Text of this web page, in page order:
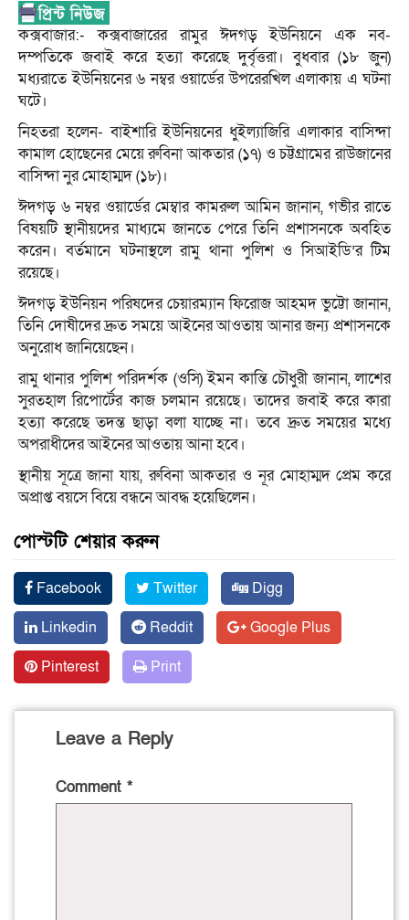
কক্সবাজার:- কক্সবাজারের রামুর ঈদগড় ইউনিয়নে এক নব-
দম্পতিকে জবাই করে হত্যা করেছে দুর্বৃত্তরা। বুধবার (১৮ জুন)
মধ্যরাতে ইউনিয়নের ৬ নম্বর ওয়ার্ডের উপরেরখিল এলাকায় এ ঘটনা
ঘটে।
নিহতরা হলেন- বাইশারি ইউনিয়নের ধুইল্যাজিরি এলাকার বাসিন্দা
কামাল হোছেনের মেয়ে রুবিনা আকতার (১৭) ও চট্টগ্রামের রাউজানের
বাসিন্দা নুর মোহাম্মদ (১৮)।
ঈদগড় ৬ নম্বর ওয়ার্ডের মেম্বার কামরুল আমিন জানান, গভীর রাতে
বিষয়টি স্থানীয়দের মাধ্যমে জানতে পেরে তিনি প্রশাসনকে অবহিত
করেন। বর্তমানে ঘটনাস্থলে রামু থানা পুলিশ ও সিআইডি’র টিম
রয়েছে।
ঈদগড় ইউনিয়ন পরিষদের চেয়ারম্যান ফিরোজ আহমদ ভুট্টো জানান,
তিনি দোষীদের দ্রুত সময়ে আইনের আওতায় আনার জন্য প্রশাসনকে
অনুরোধ জানিয়েছেন।
রামু থানার পুলিশ পরিদর্শক (ওসি) ইমন কান্তি চৌধুরী জানান, লাশের
সুরতহাল রিপোর্টের কাজ চলমান রয়েছে। তাদের জবাই করে কারা
হত্যা করেছে তদন্ত ছাড়া বলা যাচ্ছে না। তবে দ্রুত সময়ের মধ্যে
অপরাধীদের আইনের আওতায় আনা হবে।
স্থানীয় সূত্রে জানা যায়, রুবিনা আকতার ও নূর মোহাম্মদ প্রেম করে
অপ্রাপ্ত বয়সে বিয়ে বন্ধনে আবদ্ধ হয়েছিলেন।
পোস্টটি শেয়ার করুন
Facebook Twitter
Digg
Linkedin
Reddit
Google Plus
Pinterest
Print
Leave a Reply
Comment *